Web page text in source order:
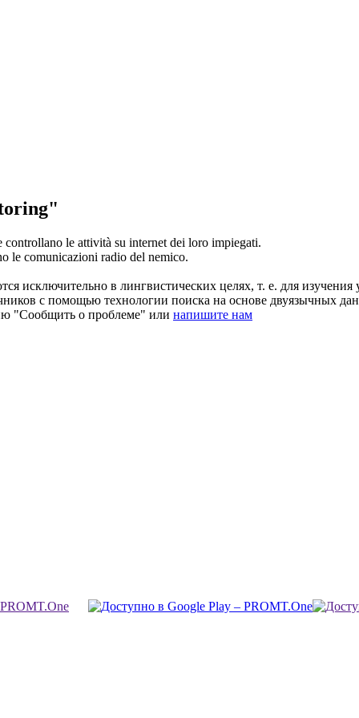
controllano le attività su internet dei loro impiegati.
le comunicazioni radio del nemico.
исключительно в лингвистических целях, т. е. для
с помощью технологии поиска на основе двуязычных
"Сообщить о проблеме" или напишите нам